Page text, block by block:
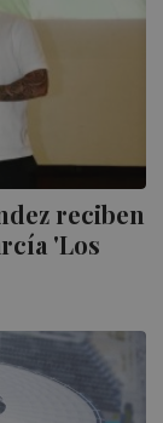
reciben
'Los